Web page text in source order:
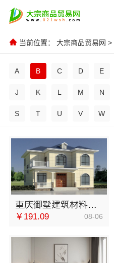
当前位置： 大宗商品贸易网 >
A B C D E
J K L M N
S T U V W
重庆御墅建筑材料有限公司巴南现浇别墅抗震防风
￥191.09 08-06